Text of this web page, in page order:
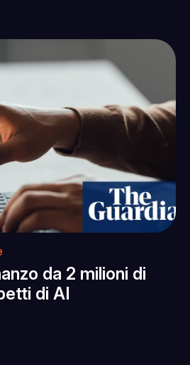
da 2 milioni di
di AI